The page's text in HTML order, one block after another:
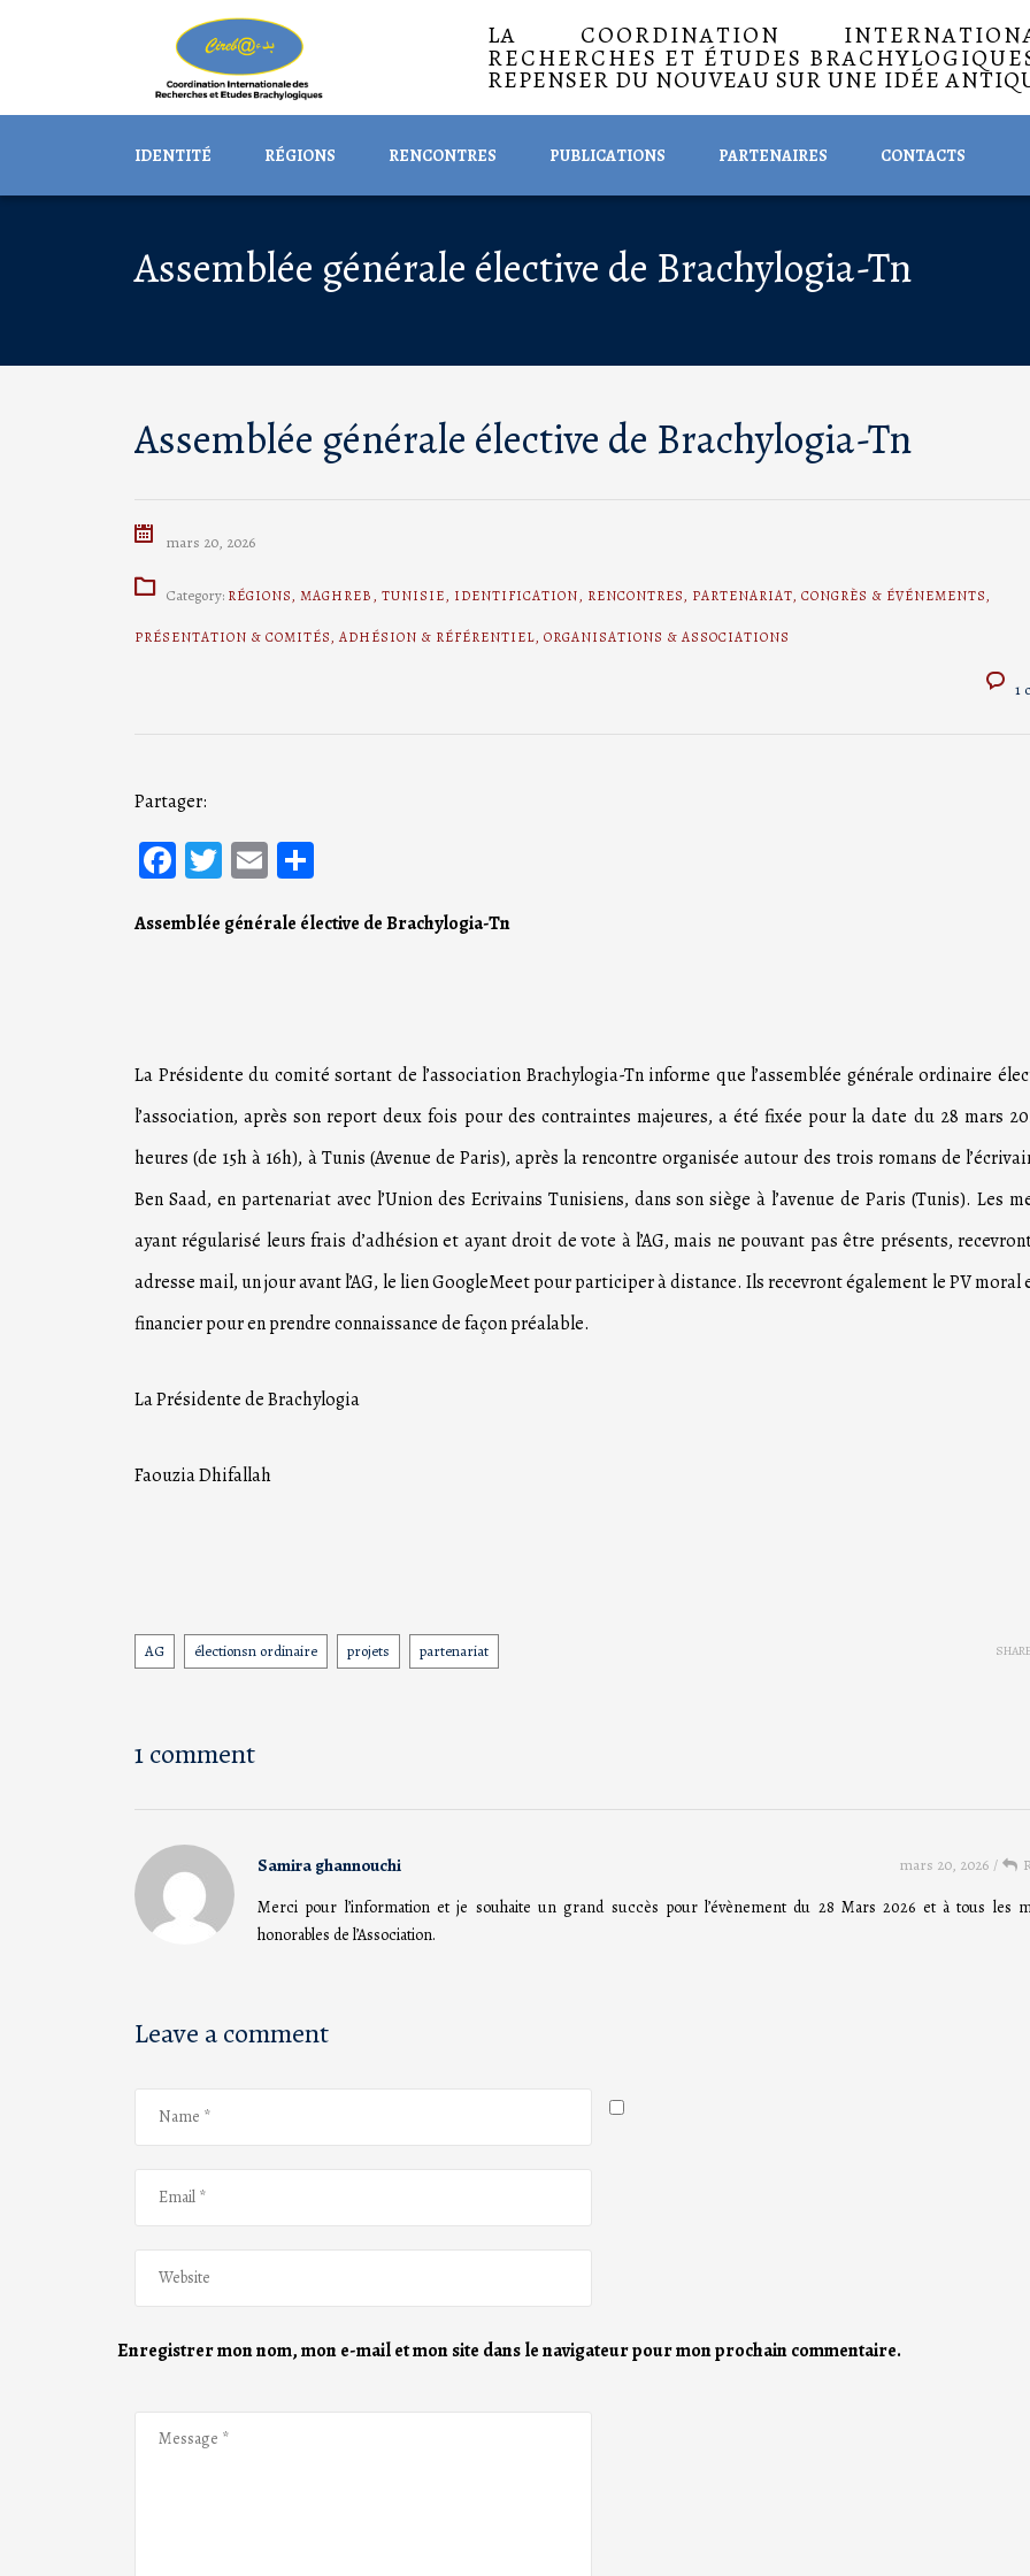
LA COORDINATION
RECHERCHES ET ÉTUDES
REPENSER DU NOUVEAU SUR UNE IDÉE
IDENTITÉ RÉGIONS RENCONTRES PUBLICATIONS PARTENAIRES CONTACTS
Assemblée générale élective de Brachylogia-Tn
Assemblée générale élective de Brachylogia-Tn
mars 20, 2026
Category: RÉGIONS, MAGHREB, TUNISIE, IDENTIFICATION, RENCONTRES, PARTENARIAT, CONGRÈS & ÉVÉNEMENTS,
PRÉSENTATION & COMITÉS, ADHÉSION & RÉFÉRENTIEL, ORGANISATIONS & ASSOCIATIONS
1
Partager:
Facebook
Twitter
Email
Assemblée générale élective de Brachylogia-Tn
La Présidente du comité sortant de l’association Brachylogia-Tn informe que l’assemblée générale ordinaire
l’association, après son report deux fois pour des contraintes majeures, a été fixée pour la date du 28 mars
heures (de 15h à 16h), à Tunis (Avenue de Paris), après la rencontre organisée autour des trois romans de
Ben Saad, en partenariat avec l’Union des Ecrivains Tunisiens, dans son siège à l’avenue de Paris (Tunis). Les
ayant régularisé leurs frais d’adhésion et ayant droit de vote à l’AG, mais ne pouvant pas être présents,
adresse mail, un jour avant l’AG, le lien GoogleMeet pour participer à distance. Ils recevront également le PV moral
financier pour en prendre connaissance de façon préalable.
La Présidente de Brachylogia
Faouzia Dhifallah
Tags
AG électionsn ordinaire projets partenariat SHARE
1 comment
Samira ghannouchi mars 20, 2026 /
Merci pour l’information et je souhaite un grand succès pour l’évènement du 28 Mars 2026 et à tous les
honorables de l’Association.
Leave a comment
Enregistrer mon nom, mon e-mail et mon site dans le navigateur pour mon prochain commentaire.